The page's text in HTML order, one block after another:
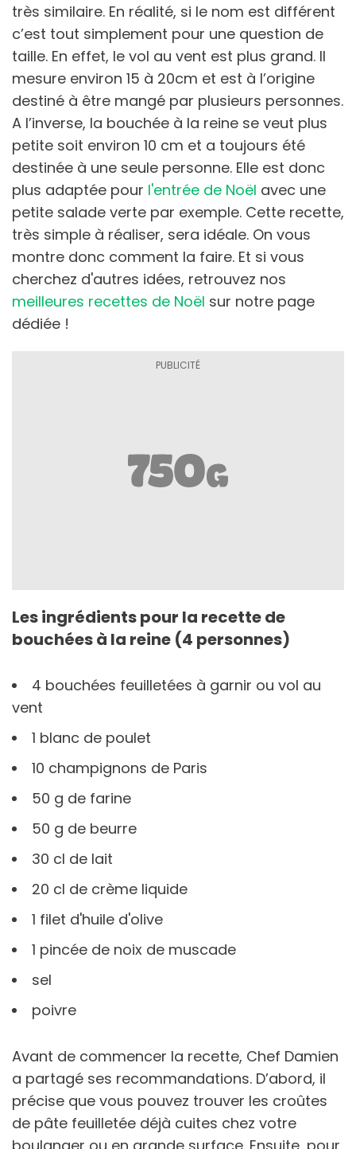
très similaire. En réalité, si le nom est différent
c’est tout simplement pour une question de
taille. En effet, le vol au vent est plus grand. Il
mesure environ 15 à 20cm et est à l’origine
destiné à être mangé par plusieurs personnes.
A l’inverse, la bouchée à la reine se veut plus
petite soit environ 10 cm et a toujours été
destinée à une seule personne. Elle est donc
plus adaptée pour l'entrée de Noël avec une
petite salade verte par exemple. Cette recette,
très simple à réaliser, sera idéale. On vous
montre donc comment la faire. Et si vous
cherchez d'autres idées, retrouvez nos
meilleures recettes de Noël sur notre page
dédiée !
Les ingrédients pour la recette de
bouchées à la reine (4 personnes)
4 bouchées feuilletées à garnir ou vol au
vent
1 blanc de poulet
10 champignons de Paris
50 g de farine
50 g de beurre
30 cl de lait
20 cl de crème liquide
1 filet d'huile d'olive
1 pincée de noix de muscade
sel
poivre
Avant de commencer la recette, Chef Damien
a partagé ses recommandations. D’abord, il
précise que vous pouvez trouver les croûtes
de pâte feuilletée déjà cuites chez votre